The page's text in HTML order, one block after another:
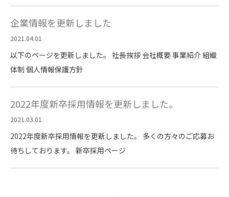
企業情報を更新しました
2021.04.01
以下のページを更新しました。 社長挨拶 会社概要 事業紹介 組織
体制 個人情報保護方針
2022年度新卒採用情報を更新しました。
2021.03.01
2022年度新卒採用情報を更新しました。 多くの方々のご応募お
待ちしております。 新卒採用ページ